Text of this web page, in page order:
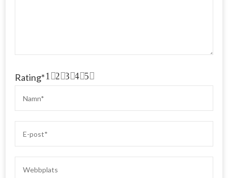
Rating* 5
4
3
2
1